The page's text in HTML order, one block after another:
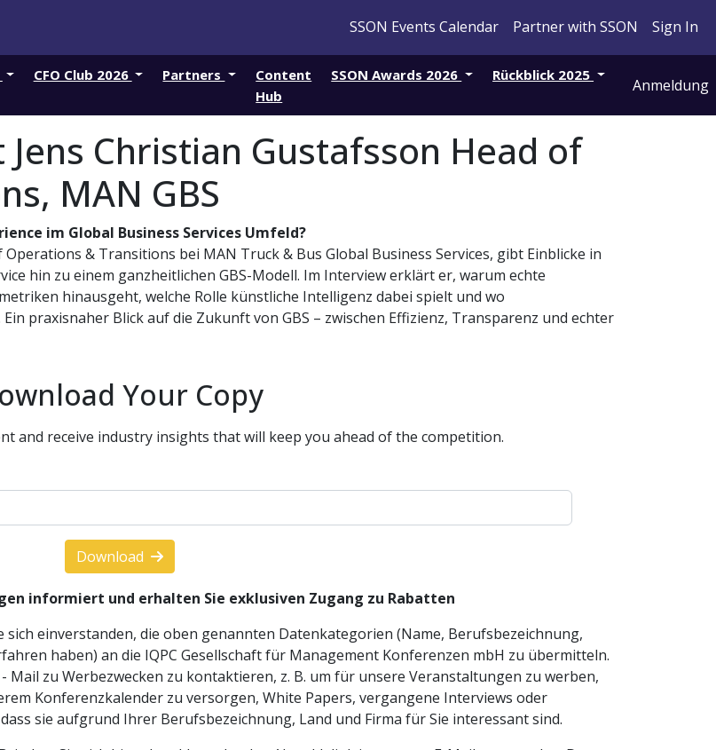
SSON Events Calendar Partner with SSON Sign In
CFO Club 2026 Partners
Content
Hub
SSON Awards 2026 Rückblick 2025
Anmeldung
Christian Gustafsson Head of
MAN GBS
im Global Business Services Umfeld?
& Transitions bei MAN Truck & Bus Global Business Services, gibt Einblicke in
hin zu einem ganzheitlichen GBS-Modell. Im Interview erklärt er, warum echte
hinausgeht, welche Rolle künstliche Intelligenz dabei spielt und wo
praxisnaher Blick auf die Zukunft von GBS – zwischen Effizienz, Transparenz und echter
Your Copy
and receive industry insights that will keep you ahead of the competition.
Download
informiert und erhalten Sie exklusiven Zugang zu Rabatten
einverstanden, die oben genannten Datenkategorien (Name, Berufsbezeichnung,
haben) an die IQPC Gesellschaft für Management Konferenzen mbH zu übermitteln.
Mail zu Werbezwecken zu kontaktieren, z. B. um für unsere Veranstaltungen zu werben,
Konferenzkalender zu versorgen, White Papers, vergangene Interviews oder
sie aufgrund Ihrer Berufsbezeichnung, Land und Firma für Sie interessant sind.